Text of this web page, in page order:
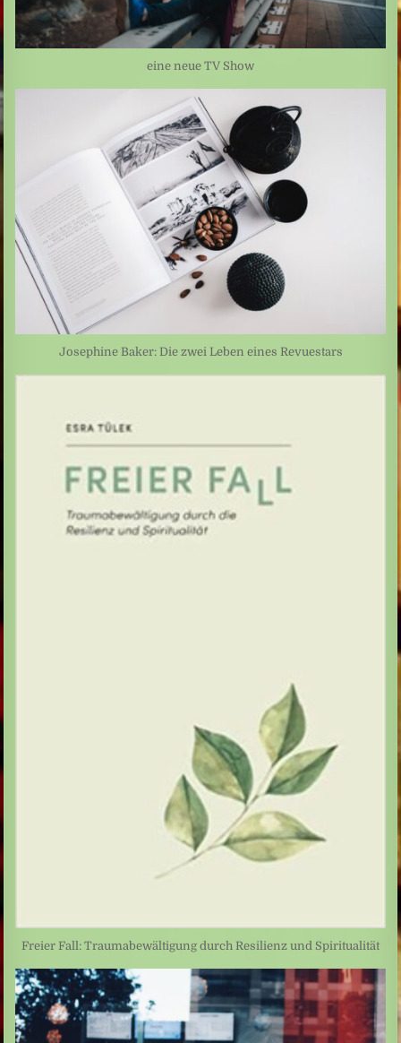
eine neue TV Show
Josephine Baker: Die zwei Leben eines Revuestars
Freier Fall: Traumabewältigung durch Resilienz und Spiritualität